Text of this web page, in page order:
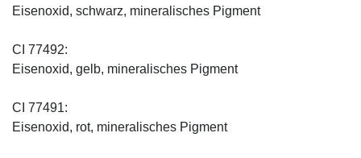
Eisenoxid, schwarz, mineralisches Pigment
CI 77492:
Eisenoxid, gelb, mineralisches Pigment
CI 77491:
Eisenoxid, rot, mineralisches Pigment